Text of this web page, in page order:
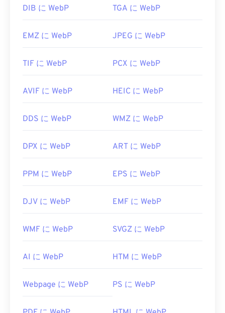
DIB に WebP TGA に WebP
EMZ に WebP JPEG に WebP
TIF に WebP PCX に WebP
AVIF に WebP HEIC に WebP
DDS に WebP WMZ に WebP
DPX に WebP ART に WebP
PPM に WebP EPS に WebP
DJV に WebP EMF に WebP
WMF に WebP SVGZ に WebP
AI に WebP HTM に WebP
Webpage に WebP PS に WebP